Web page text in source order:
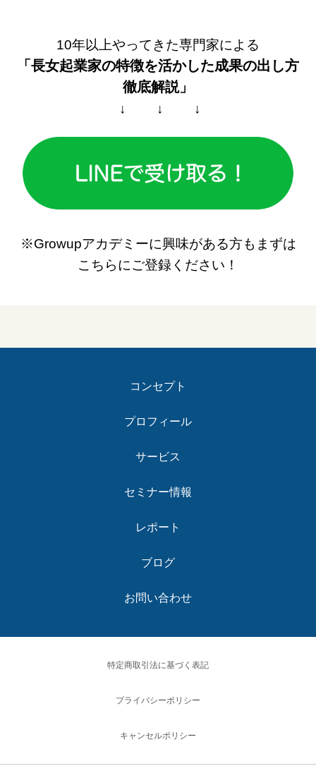
10年以上やってきた専門家による
「長女起業家の特徴を活かした成果の出し方
徹底解説」
↓ ↓ ↓
※Growupアカデミーに興味がある方もまずは
こちらにご登録ください！
コンセプト
プロフィール
サービス
セミナー情報
レポート
ブログ
お問い合わせ
特定商取引法に基づく表記
プライバシーポリシー
キャンセルポリシー